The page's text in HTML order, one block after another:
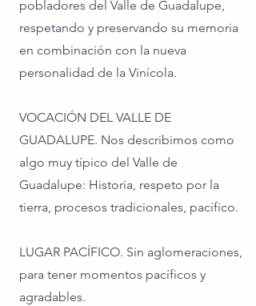
pobladores del Valle de Guadalupe,
respetando y preservando su memoria
en combinación con la nueva
personalidad de la Vinícola.
VOCACIÓN DEL VALLE DE
GUADALUPE. Nos describimos como
algo muy típico del Valle de
Guadalupe: Historia, respeto por la
tierra, procesos tradicionales, pacífico.
LUGAR PACÍFICO. Sin aglomeraciones,
para tener momentos pacíficos y
agradables.